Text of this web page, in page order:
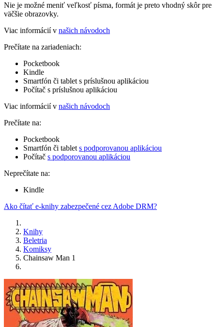
Nie je možné meniť veľkosť písma, formát je preto vhodný skôr pre
väčšie obrazovky.
Viac informácií v našich návodoch
Prečítate na zariadeniach:
Pocketbook
Kindle
Smartfón či tablet s príslušnou aplikáciou
Počítač s príslušnou aplikáciou
Viac informácií v našich návodoch
Prečítate na:
Pocketbook
Smartfón či tablet s podporovanou aplikáciou
Počítač s podporovanou aplikáciou
Neprečítate na:
Kindle
Ako čítať e-knihy zabezpečené cez Adobe DRM?
Knihy
Beletria
Komiksy
Chainsaw Man 1